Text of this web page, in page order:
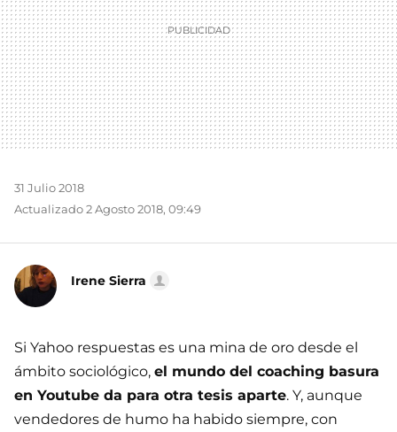
31 Julio 2018
Actualizado 2 Agosto 2018, 09:49
Irene Sierra
Si Yahoo respuestas es una mina de oro desde el
ámbito sociológico, el mundo del coaching basura
en Youtube da para otra tesis aparte. Y, aunque
vendedores de humo ha habido siempre, con